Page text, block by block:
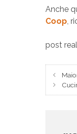
Anche
Coop,
post